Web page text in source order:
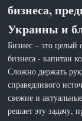
бизнеса,
Украины и
Бизнес – это целый
бизнеса - капитан
Сложно держать
справедливого
свежие и
решает эту задачу,